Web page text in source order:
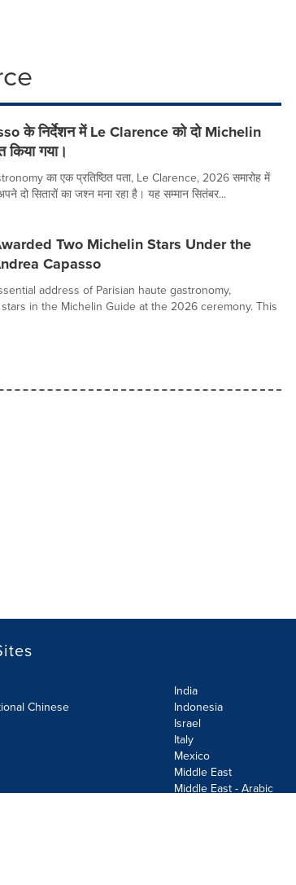
के निर्देशन में Le Clarence को दो Michelin
किया गया।
का एक प्रतिष्ठित पता, Le Clarence, 2026 समारोह में
दो सितारों का जश्न मना रहा है। यह सम्मान सितंबर...
Two Michelin Stars Under the
Capasso
address of Parisian haute gastronomy,
in the Michelin Guide at the 2026 ceremony. This
Chinese
India
Indonesia
Israel
Italy
Mexico
Middle East
Middle East - Arabic